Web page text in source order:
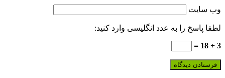
وب‌ سایت
لطفا پاسخ را به عدد انگلیسی وارد کنید:
3 + 18 =